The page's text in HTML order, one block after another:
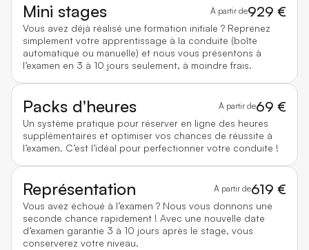
Mini stages À partir de929 €
Vous avez déjà réalisé une formation initiale ? Reprenez
simplement votre apprentissage à la conduite (boîte
automatique ou manuelle) et nous vous présentons à
l’examen en 3 à 10 jours seulement, à moindre frais.
Packs d'heures À partir de69 €
Un système pratique pour réserver en ligne des heures
supplémentaires et optimiser vos chances de réussite à
l’examen. C’est l’idéal pour perfectionner votre conduite !
Représentation À partir de619 €
Vous avez échoué à l’examen ? Nous vous donnons une
seconde chance rapidement ! Avec une nouvelle date
d’examen garantie 3 à 10 jours après le stage, vous
conserverez votre niveau.